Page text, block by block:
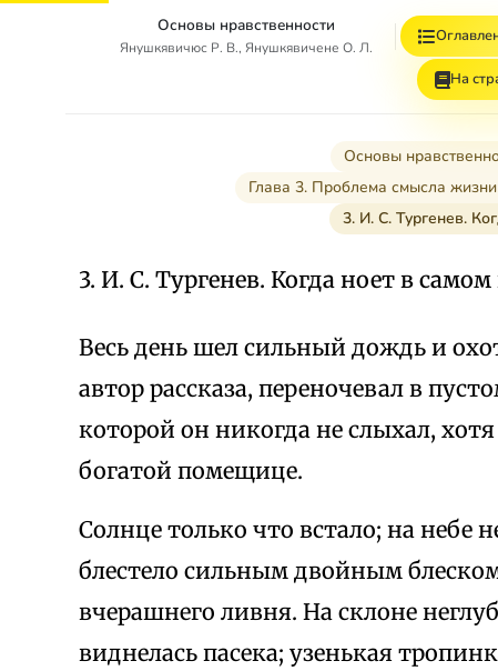
Основы нравственности
Янушкявичюс Р. В., Янушкявичене О. Л.
На
Основы
Глава 3. Проблема смысла жизни
3. И. С. Тургенев.
3. И. С. Тургенев. Когда ноет в
Весь день шел сильный дождь и
автор рассказа, переночевал в
которой он никогда не слыхал,
богатой помещице.
Солнце только что встало; на небе
блестело сильным двойным
вчерашнего ливня. На склоне
виднелась пасека; узенькая